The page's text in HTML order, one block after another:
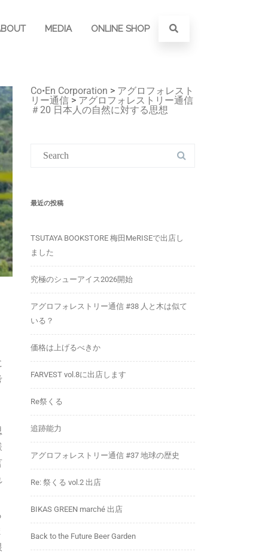
MEDIA ONLINE SHOP
Co•En Corporation > アグロフォレスト
リー通信 > アグロフォレストリー通信
＃20 日本人の自然に対する思想
最近の投稿
TSUTAYA BOOKSTORE 梅田MeRISEで出店し
ました
究極のシューアイス2026開始
アグロフォレストリー通信 #38 人と木は似て
いる？
価格は上げるべきか
FARVEST vol.8に出店します
Re祭くる
追跡能力
アグロフォレストリー通信 #37 地球の歴史
Re: 祭くる vol.2 出店
BIKAS GREEN marché 出店
Back to the Future Beer Garden